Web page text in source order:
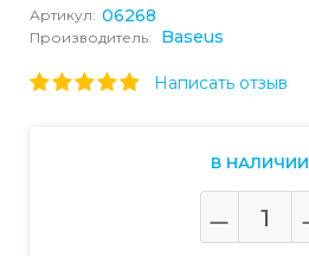
Артикул: 06268
Производитель: Baseus
Написать отзыв
В НАЛИЧИИ